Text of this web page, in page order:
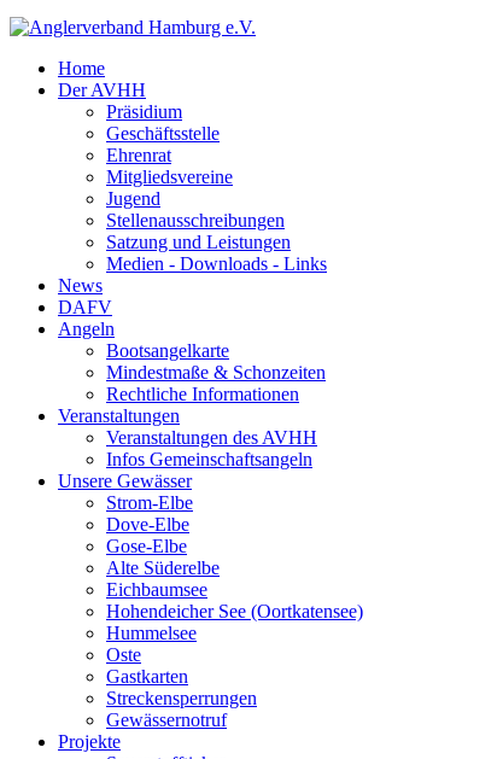
Home
Der AVHH
Präsidium
Geschäftsstelle
Ehrenrat
Mitgliedsvereine
Jugend
Stellenausschreibungen
Satzung und Leistungen
Medien - Downloads - Links
News
DAFV
Angeln
Bootsangelkarte
Mindestmaße & Schonzeiten
Rechtliche Informationen
Veranstaltungen
Veranstaltungen des AVHH
Infos Gemeinschaftsangeln
Unsere Gewässer
Strom-Elbe
Dove-Elbe
Gose-Elbe
Alte Süderelbe
Eichbaumsee
Hohendeicher See (Oortkatensee)
Hummelsee
Oste
Gastkarten
Streckensperrungen
Gewässernotruf
Projekte